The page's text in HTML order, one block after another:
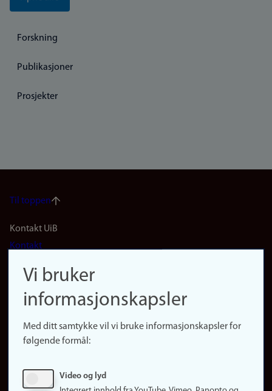
Forskning
Publikasjoner
Prosjekter
Til toppen
Footer
(no)
Kontakt UiB
Kontakt
Finn forsker
Presse
Finn studier
Ledige stillinger
Vi bruker
informasjonskapsler
Med ditt samtykke vil vi bruke informasjonskapsler for
følgende formål:
Video og lyd